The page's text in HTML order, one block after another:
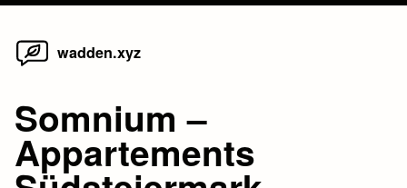
Skip
wadden.xyz
Somnium –
Appartements